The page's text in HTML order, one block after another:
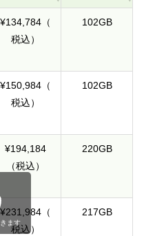
¥134,784（
税込）
102GB
¥150,984（
税込）
102GB
¥194,184
（税込）
220GB
¥231,984（
税込）
217GB
ます